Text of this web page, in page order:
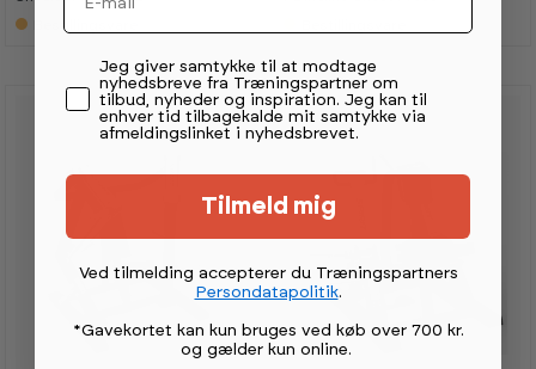
Bestillingsvare
Permission tekst
Jeg giver samtykke til at modtage
nyhedsbreve fra Træningspartner om
tilbud, nyheder og inspiration. Jeg kan til
enhver tid tilbagekalde mit samtykke via
afmeldingslinket i nyhedsbrevet.
Tilmeld mig
Ved tilmelding accepterer du Træningspartners
Persondatapolitik.
*Gavekortet kan kun bruges ved køb over 700 kr.
og gælder kun online.